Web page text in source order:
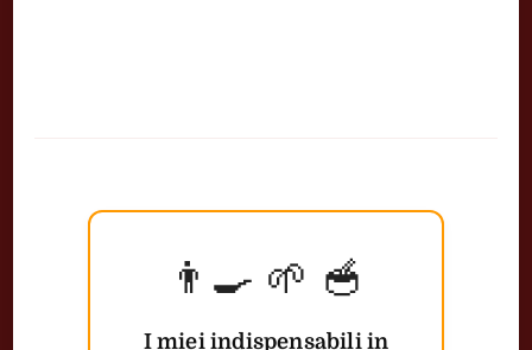
👨‍🍳 🌱 🥣
I miei indispensabili in